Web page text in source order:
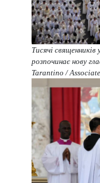
Тисячі
розпочинає нову
Tarantino /